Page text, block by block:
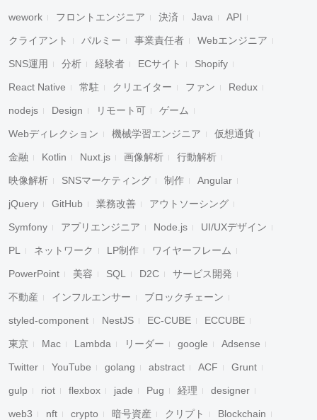
wework フロントエンジニア 決済 Java API
クライアント パルミー 事業責任者 Webエンジニア
SNS運用 分析 経験者 ECサイト Shopify
React Native 常駐 クリエイター ファン Redux
nodejs Design リモート可 ゲーム
Webディレクション 機械学習エンジニア 仮想通貨
金融 Kotlin Nuxt.js 画像解析 行動解析
映像解析 SNSマーケティング 制作 Angular
jQuery GitHub 業務改善 アウトソーシング
Symfony アプリエンジニア Node.js UI/UXデザイン
PL ネットワーク LP制作 ワイヤーフレーム
PowerPoint 美容 SQL D2C サービス開発
不動産 インフルエンサー ブロックチェーン
styled-component NestJS EC-CUBE ECCUBE
東京 Mac Lambda リーダー google Adsense
Twitter YouTube golang abstract ACF Grunt
gulp riot flexbox jade Pug 経理 designer
web3 nft crypto 暗号資産 クリプト Blockchain